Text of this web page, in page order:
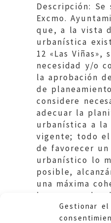
Gestionar el
Descripción: Se
Excmo.
que, a la vista
urbanística
12 «Las Viñas»,
necesidad y/o
la aprobación
de
considere
adecuar la
urbanística a la
vigente; todo
de favorecer
urbanístico lo
posible,
una máxima
las normas de
la legislación